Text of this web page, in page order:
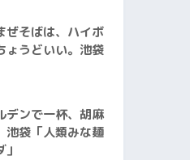
ぜそばは、ハイボ
ょうどいい。池袋
デンで一杯、胡麻
池袋「人類みな麺